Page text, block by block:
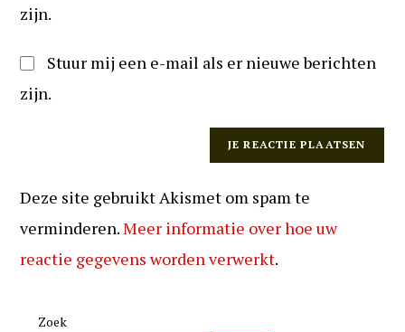
zijn.
Stuur mij een e-mail als er nieuwe berichten
zijn.
Deze site gebruikt Akismet om spam te
verminderen.Meer informatie over hoe uw
reactie gegevens worden verwerkt.
Zoek